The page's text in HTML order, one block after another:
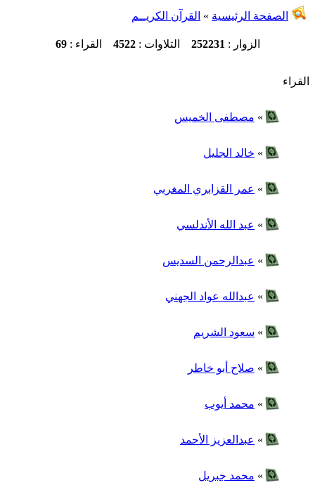
الصفحة الرئيسية » القرآن الكريــم
الزوار : 252231 التلاوات :4522 القراء :69
القراء
» مصطفى الخميس
» خالد الجليل
» عمر القزابري المغربي
» عبد الله الأندلسي
» عبدالرحمن السديس
» عبدالله عواد الجهني
» سعود الشريم
» صلاح أبو خاطر
» محمد أيوب
» عبدالعزيز الأحمد
» محمد جبريل